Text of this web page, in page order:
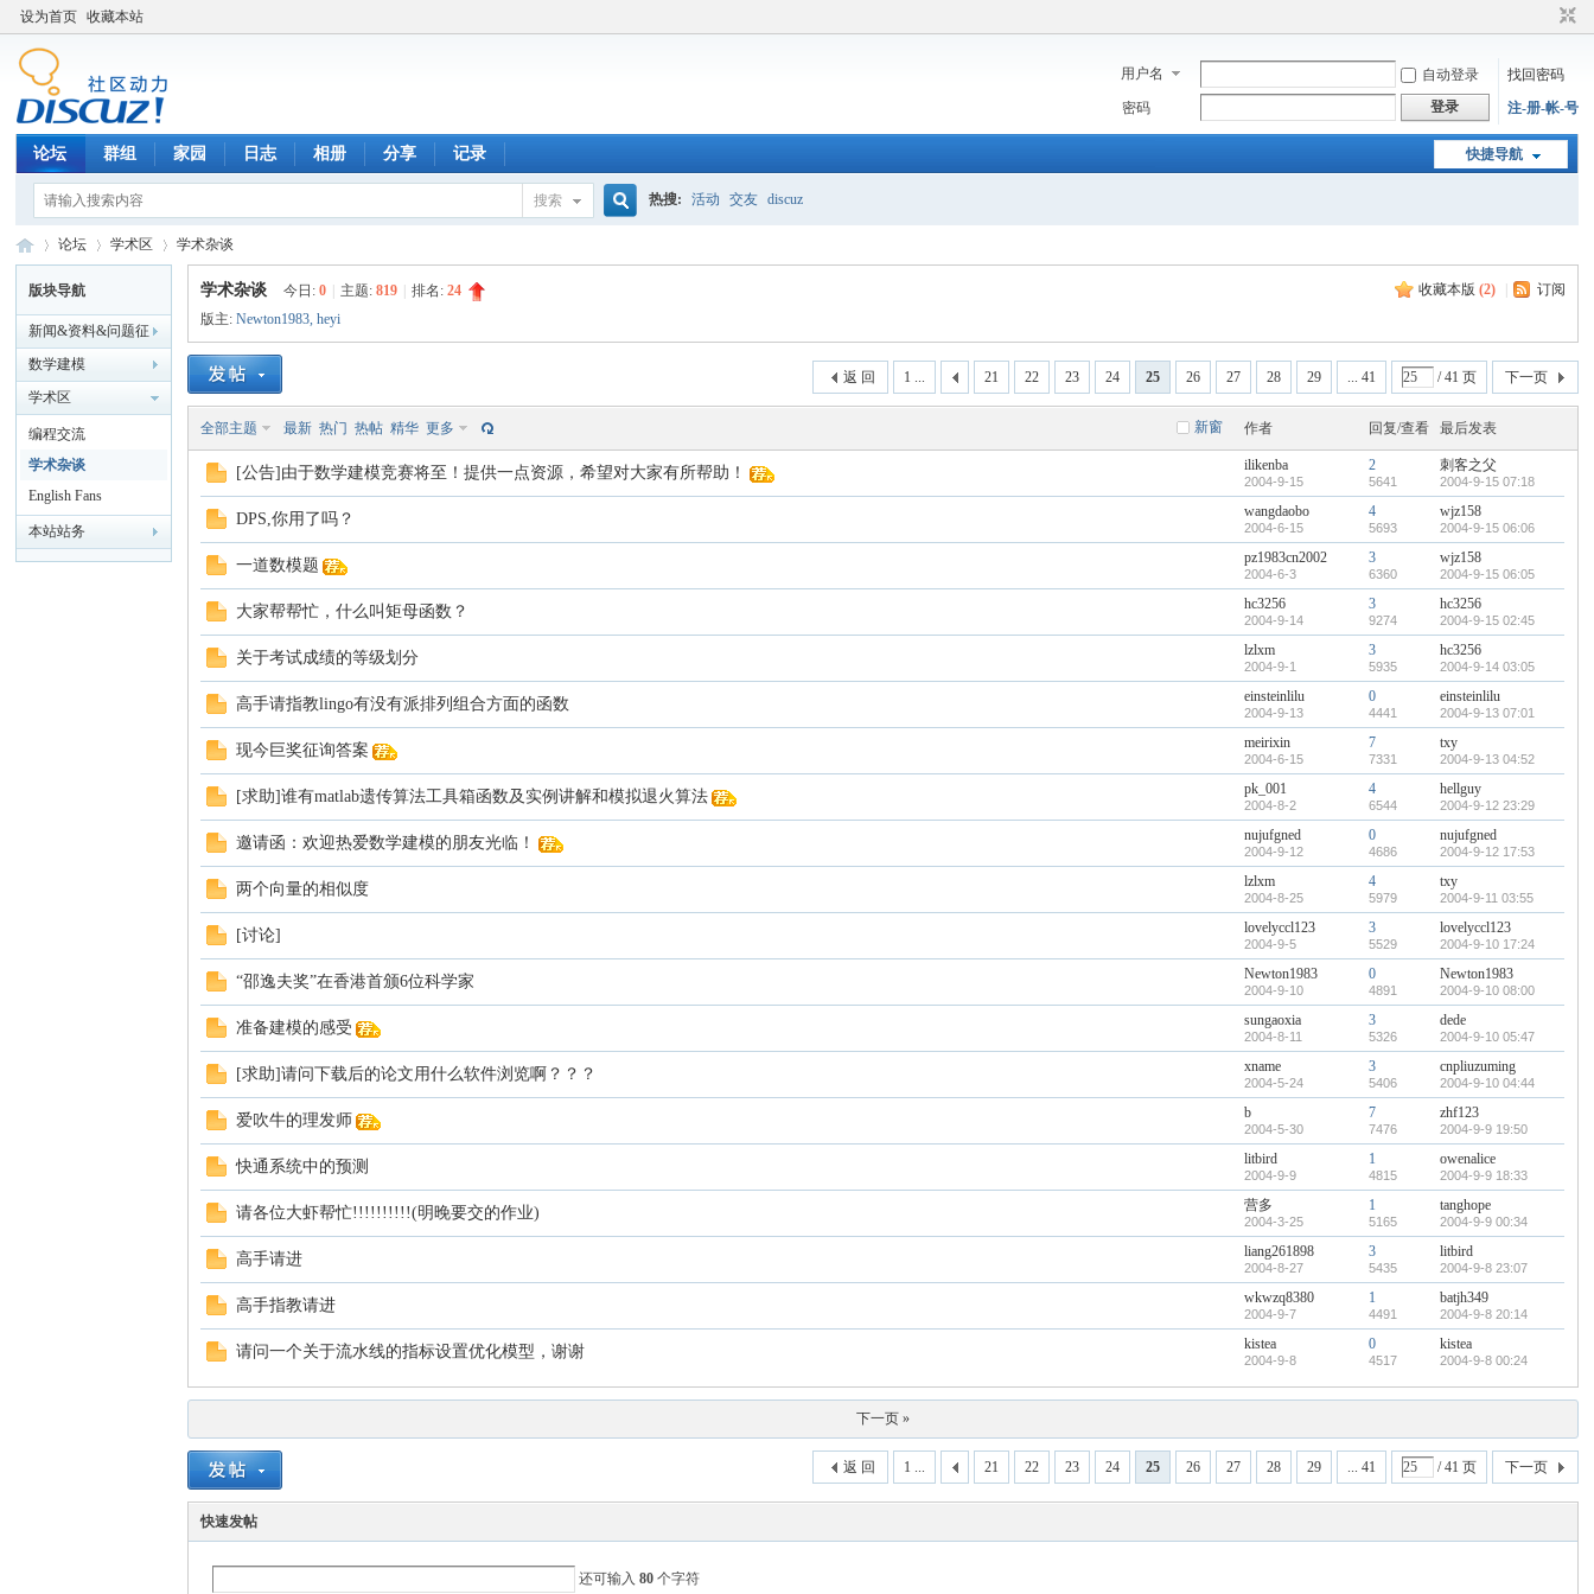
设为首页 收藏本站
用户名 自动登录
找回密码
密码
登录 注-册-帐-号
快捷导航
论坛 群组 家园 日志 相册 分享 记录
搜索 热搜: 活动 交友 discuz
数 »
论坛
›
学术区
›
学术杂谈
版块导航
新闻&资料&问题征
解&企校合作
数学建模
学术区
编程交流
学术杂谈
English Fans
本站站务
收藏本版 (2) 订阅
学术杂谈 今日:0 主题:819 排名:24
版主:Newton1983,heyi
1 ... 21 22 23 24 25 26 27 28 29 ... 41 / 41 页 下一页
返 回
新窗
全部主题 最新 热门 热帖 精华 更多 作者 回复/查看 最后发表
[公告]由于数学建模竞赛将至！提供一点资源，希望对大家有所帮助！ ilikenba
2004-9-15
2
5641
刺客之父
2004-9-15 07:18
DPS,你用了吗？ wangdaobo
2004-6-15
4
5693
wjz158
2004-9-15 06:06
一道数模题 pz1983cn2002
2004-6-3
3
6360
wjz158
2004-9-15 06:05
大家帮帮忙，什么叫矩母函数？ hc3256
2004-9-14
3
9274
hc3256
2004-9-15 02:45
关于考试成绩的等级划分 lzlxm
2004-9-1
3
5935
hc3256
2004-9-14 03:05
高手请指教lingo有没有派排列组合方面的函数 einsteinlilu
2004-9-13
0
4441
einsteinlilu
2004-9-13 07:01
现今巨奖征询答案 meirixin
2004-6-15
7
7331
txy
2004-9-13 04:52
[求助]谁有matlab遗传算法工具箱函数及实例讲解和模拟退火算法 pk_001
2004-8-2
4
6544
hellguy
2004-9-12 23:29
邀请函：欢迎热爱数学建模的朋友光临！ nujufgned
2004-9-12
0
4686
nujufgned
2004-9-12 17:53
两个向量的相似度 lzlxm
2004-8-25
4
5979
txy
2004-9-11 03:55
[讨论] lovelyccl123
2004-9-5
3
5529
lovelyccl123
2004-9-10 17:24
“邵逸夫奖”在香港首颁6位科学家 Newton1983
2004-9-10
0
4891
Newton1983
2004-9-10 08:00
准备建模的感受 sungaoxia
2004-8-11
3
5326
dede
2004-9-10 05:47
[求助]请问下载后的论文用什么软件浏览啊？？？ xname
2004-5-24
3
5406
cnpliuzuming
2004-9-10 04:44
爱吹牛的理发师 b
2004-5-30
7
7476
zhf123
2004-9-9 19:50
快通系统中的预测 litbird
2004-9-9
1
4815
owenalice
2004-9-9 18:33
请各位大虾帮忙!!!!!!!!!!(明晚要交的作业) 营多
2004-3-25
1
5165
tanghope
2004-9-9 00:34
高手请进 liang261898
2004-8-27
3
5435
litbird
2004-9-8 23:07
高手指教请进 wkwzq8380
2004-9-7
1
4491
batjh349
2004-9-8 20:14
请问一个关于流水线的指标设置优化模型，谢谢 kistea
2004-9-8
0
4517
kistea
2004-9-8 00:24
下一页 »
1 ... 21 22 23 24 25 26 27 28 29 ... 41 / 41 页 下一页
返 回
快速发帖
还可输入80 个字符